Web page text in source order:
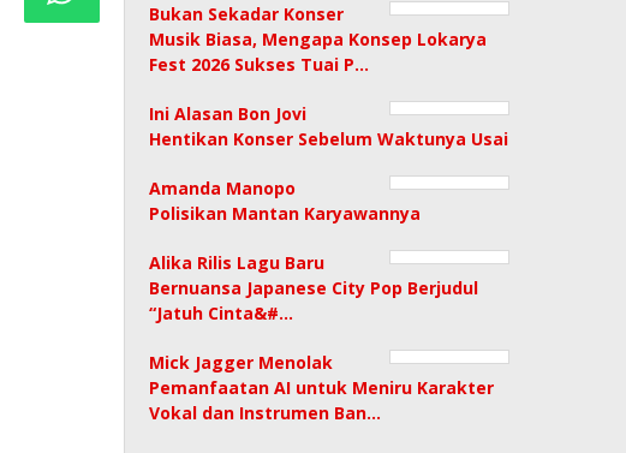
Bukan Sekadar Konser
Musik Biasa, Mengapa Konsep Lokarya
Fest 2026 Sukses Tuai P…
Ini Alasan Bon Jovi
Hentikan Konser Sebelum Waktunya Usai
Amanda Manopo
Polisikan Mantan Karyawannya
Alika Rilis Lagu Baru
Bernuansa Japanese City Pop Berjudul
“Jatuh Cinta&#…
Mick Jagger Menolak
Pemanfaatan AI untuk Meniru Karakter
Vokal dan Instrumen Ban…